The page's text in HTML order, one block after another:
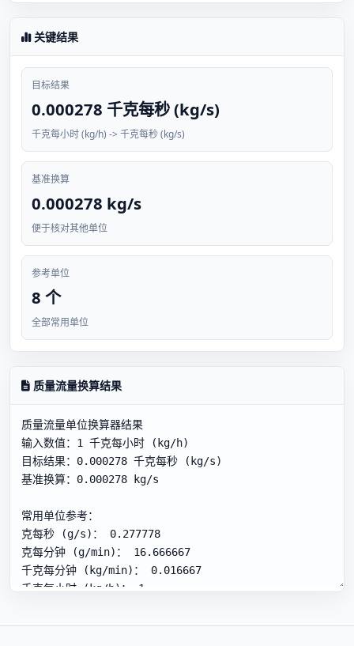
关键结果
目标结果
0.000278 千克每秒 (kg/s)
千克每小时 (kg/h) -> 千克每秒 (kg/s)
基准换算
0.000278 kg/s
便于核对其他单位
参考单位
8 个
全部常用单位
质量流量换算结果